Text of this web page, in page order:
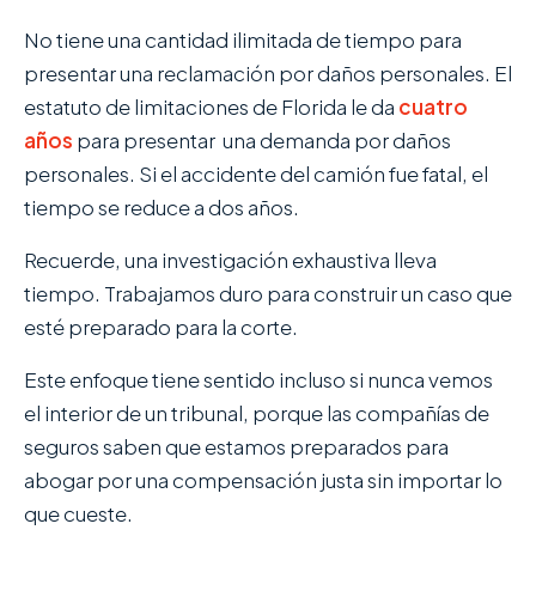
No tiene una cantidad ilimitada de tiempo para
presentar una reclamación por daños personales. El
estatuto de limitaciones de Florida le da cuatro
años para presentar una demanda por daños
personales. Si el accidente del camión fue fatal, el
tiempo se reduce a dos años.
Recuerde, una investigación exhaustiva lleva
tiempo. Trabajamos duro para construir un caso que
esté preparado para la corte.
Este enfoque tiene sentido incluso si nunca vemos
el interior de un tribunal, porque las compañías de
seguros saben que estamos preparados para
abogar por una compensación justa sin importar lo
que cueste.